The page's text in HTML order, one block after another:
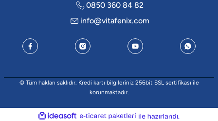
0850 360 84 82
info@vitafenix.com
© Tüm hakları saklıdır. Kredi kartı bilgileriniz 256bit SSL sertifikası ile
korunmaktadır.
ideasoft e-